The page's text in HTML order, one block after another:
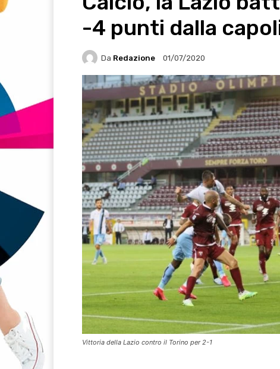
-4 punti dalla
Da Redazione 01/07/2020
Vittoria della Lazio contro il Torino per 2-1